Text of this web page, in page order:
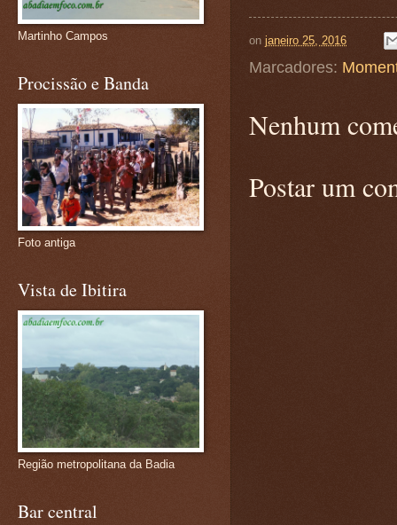
on janeiro 25, 2016
Marcadores:
Nenhum
Postar um
Martinho Campos
Procissão e Banda
Foto antiga
Vista de Ibitira
Região metropolitana da Badia
Bar central